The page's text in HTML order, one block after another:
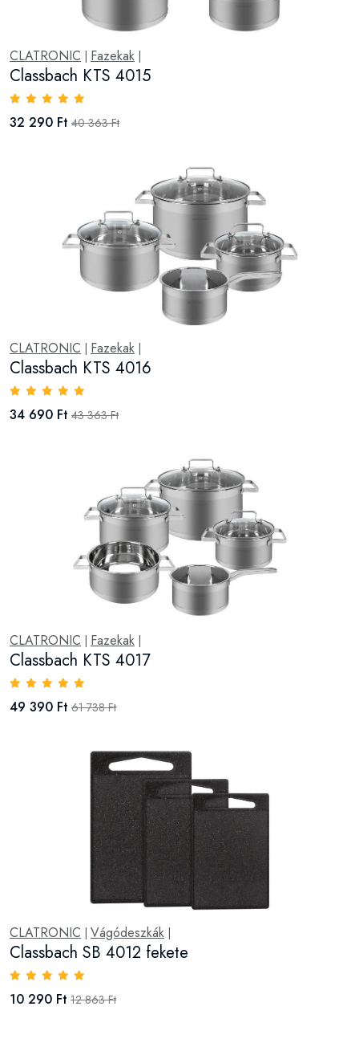
CLATRONIC Fazekak
Classbach KTS 4015
32 290 Ft 40 363 Ft
CLATRONIC Fazekak
Classbach KTS 4016
34 690 Ft 43 363 Ft
CLATRONIC Fazekak
Classbach KTS 4017
49 390 Ft 61 738 Ft
CLATRONIC Vágódeszkák
Classbach SB 4012 fekete
10 290 Ft 12 863 Ft